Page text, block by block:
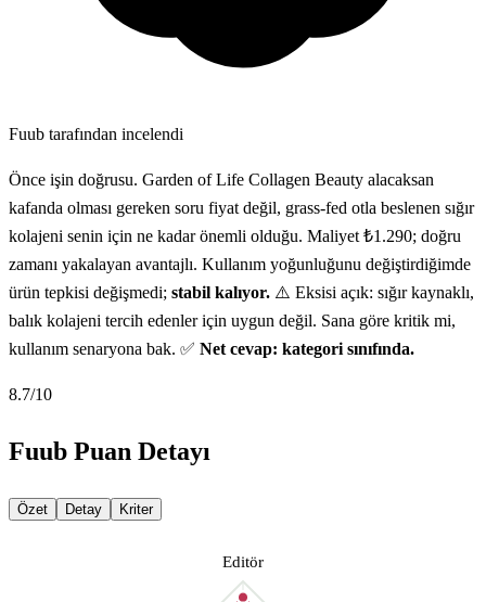
Fuub tarafından incelendi
Önce işin doğrusu. Garden of Life Collagen Beauty alacaksan
kafanda olması gereken soru fiyat değil, grass-fed otla beslenen sığır
kolajeni senin için ne kadar önemli olduğu. Maliyet ₺1.290; doğru
zamanı yakalayan avantajlı. Kullanım yoğunluğunu değiştirdiğimde
ürün tepkisi değişmedi; stabil kalıyor. ⚠️ Eksisi açık: sığır kaynaklı,
balık kolajeni tercih edenler için uygun değil. Sana göre kritik mi,
kullanım senaryona bak. ✅ Net cevap: kategori sınıfında.
8.7/10
Fuub Puan Detayı
Özet Detay Kriter
Editör